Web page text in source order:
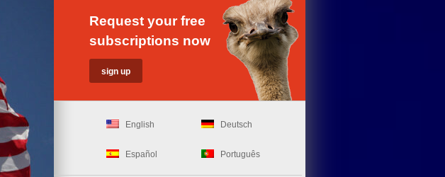
Request your free
subscriptions now
English Deutsch
Español Português